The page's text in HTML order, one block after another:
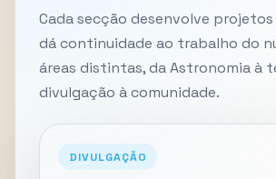
Cada secção desenvolve
dá continuidade ao trabalho do
áreas distintas, da Astronomia à
divulgação à comunidade.
DIVULGAÇÃO